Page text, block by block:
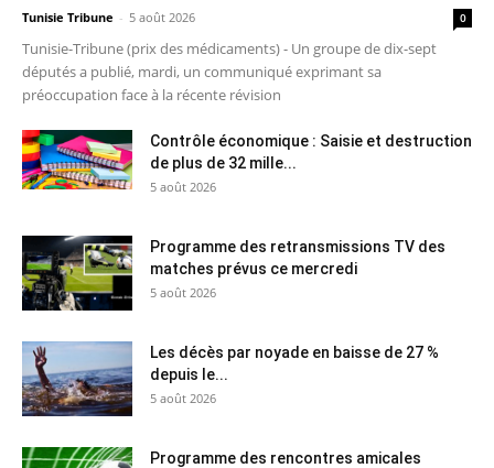
Tunisie Tribune - 5 août 2026 0
Tunisie-Tribune (prix des médicaments) - Un groupe de dix-sept
députés a publié, mardi, un communiqué exprimant sa
préoccupation face à la récente révision
Contrôle économique : Saisie et destruction
de plus de 32 mille...
5 août 2026
Programme des retransmissions TV des
matches prévus ce mercredi
5 août 2026
Les décès par noyade en baisse de 27 %
depuis le...
5 août 2026
Programme des rencontres amicales